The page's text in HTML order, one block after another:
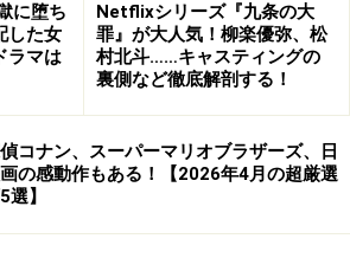
う…？大ヒット映画の邦題「私たち
判 配給会社に聞く
ター俳優が出演していない作品を、
するために、日本人にもわかりやす
に堕ち
した女
ラマは
Netflixシリーズ『九条の大
罪』が大人気！柳楽優弥、松
村北斗……キャスティングの
裏側など徹底解剖する！
コナン、スーパーマリオブラザーズ、日
の感動作もある！【2026年4月の超厳選
選】